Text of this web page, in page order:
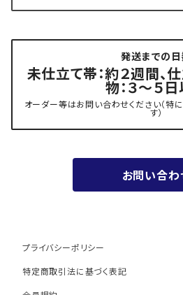
夏用
- 振袖の帯・ママ振り・振袖用袋帯
『marumasa.fab』丸正織物
発送までの
未仕立て帯：約２週間、
物：３～５
オーダー等はお問い合わせください（特
す）
お問い合わ
プライバシーポリシー
特定商取引法に基づく表記